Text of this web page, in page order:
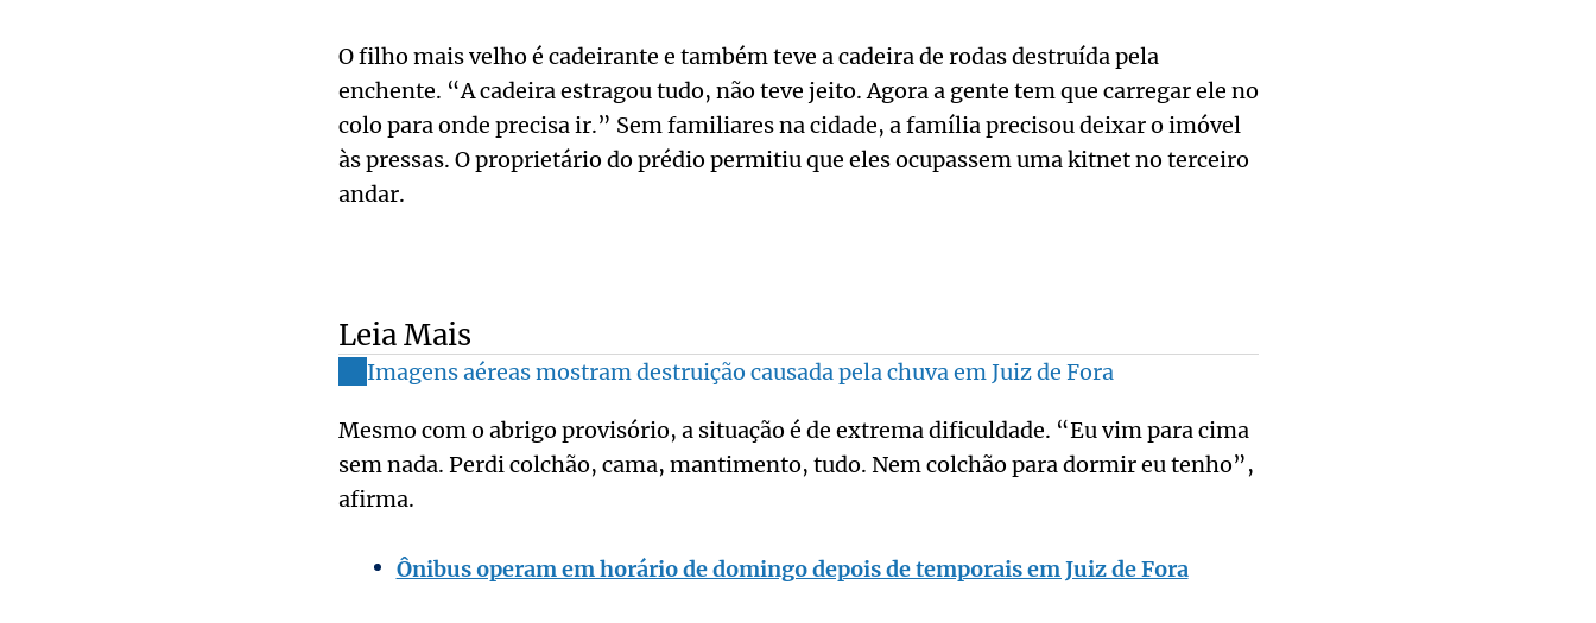
O filho mais velho é cadeirante e também teve a cadeira de rodas destruída pela
enchente. “A cadeira estragou tudo, não teve jeito. Agora a gente tem que carregar ele no
colo para onde precisa ir.” Sem familiares na cidade, a família precisou deixar o imóvel
às pressas. O proprietário do prédio permitiu que eles ocupassem uma kitnet no terceiro
andar.
Leia Mais
Imagens aéreas mostram destruição causada pela chuva em Juiz de Fora
Mesmo com o abrigo provisório, a situação é de extrema dificuldade. “Eu vim para cima
sem nada. Perdi colchão, cama, mantimento, tudo. Nem colchão para dormir eu tenho”,
afirma.
Ônibus operam em horário de domingo depois de temporais em Juiz de Fora